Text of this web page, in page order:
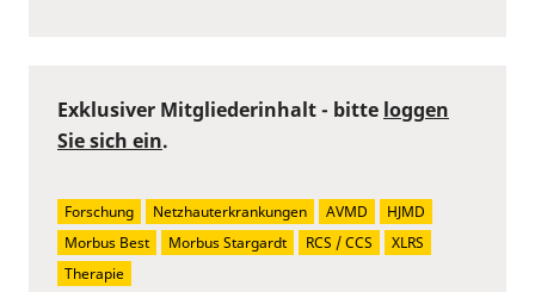
Exklusiver Mitgliederinhalt - bitte loggen
Sie sich ein.
Forschung Netzhauterkrankungen AVMD
HJMD
Morbus Best
Morbus Stargardt RCS / CCS
XLRS
Therapie